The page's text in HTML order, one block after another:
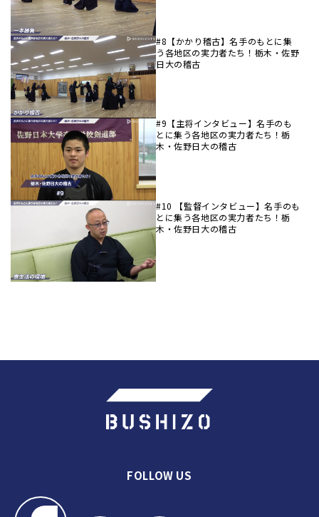
#8【かかり稽古】名手のもとに集
う各地区の実力者たち！栃木・佐野
日大の稽古
#9【主将インタビュー】名手のも
とに集う各地区の実力者たち！栃
木・佐野日大の稽古
#10 【監督インタビュー】名手のも
とに集う各地区の実力者たち！栃
木・佐野日大の稽古
FOLLOW US